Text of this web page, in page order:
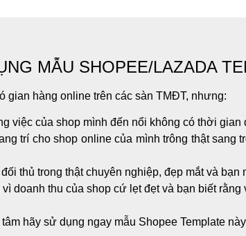
MẪU SHOPEE/LAZADA
gian hàng online trên các sàn TMĐT, nhưng:
việc của shop mình đến nổi không có thời gian
trí cho shop online của mình trông thật
thủ trong thật chuyên nghiệp, đẹp mắt và
doanh thu của shop cứ lẹt đẹt và bạn biết
hãy sử dụng ngay mẫu Shopee Template